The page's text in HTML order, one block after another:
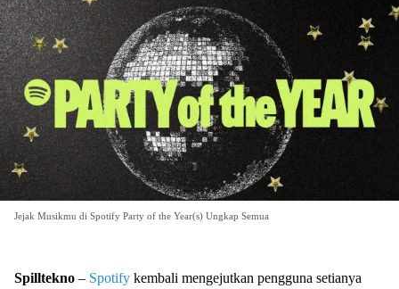
Jejak Musikmu di Spotify Party of the Year(s) Ungkap Semua
Spilltekno – Spotify kembali mengejutkan pengguna setianya